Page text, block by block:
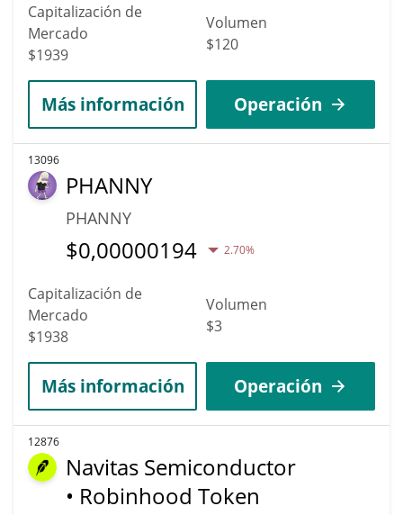
Capitalización de
Mercado
$1939
Volumen
$120
Más información Operación
13096
PHANNY
PHANNY
$0,00000194 2.70%
Capitalización de
Mercado
$1938
Volumen
$3
Más información Operación
12876
Navitas Semiconductor
• Robinhood Token